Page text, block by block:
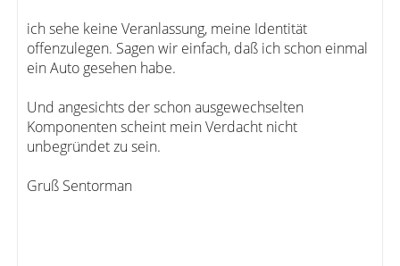
ich sehe keine Veranlassung, meine Identität
offenzulegen. Sagen wir einfach, daß ich schon einmal
ein Auto gesehen habe.
Und angesichts der schon ausgewechselten
Komponenten scheint mein Verdacht nicht
unbegründet zu sein.
Gruß Sentorman